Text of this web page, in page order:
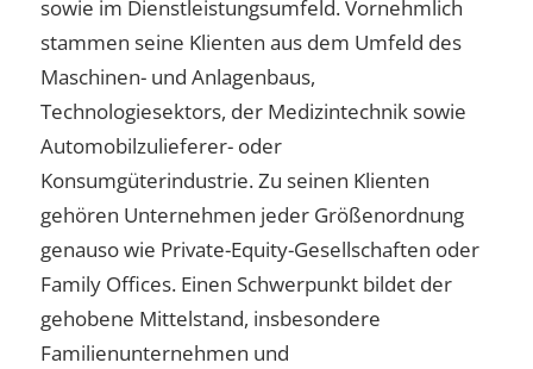
sowie im Dienstleistungsumfeld. Vornehmlich
stammen seine Klienten aus dem Umfeld des
Maschinen- und Anlagenbaus,
Technologiesektors, der Medizintechnik sowie
Automobilzulieferer- oder
Konsumgüterindustrie. Zu seinen Klienten
gehören Unternehmen jeder Größenordnung
genauso wie Private-Equity-Gesellschaften oder
Family Offices. Einen Schwerpunkt bildet der
gehobene Mittelstand, insbesondere
Familienunternehmen und